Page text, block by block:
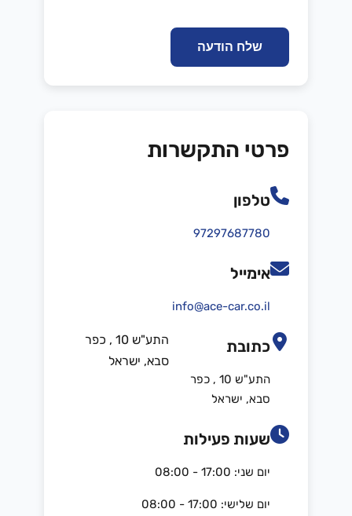
שלח הודעה
פרטי התקשרות
טלפון
97297687780
אימייל
info@ace-car.co.il
כתובת
התע"ש 10 , כפר
סבא, ישראל
התע"ש 10 , כפר
סבא, ישראל
שעות פעילות
יום שני: 17:00 - 08:00
יום שלישי: 17:00 - 08:00